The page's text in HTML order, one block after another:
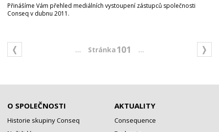
Přinášíme Vám přehled mediálních vystoupení zástupců společnosti
Conseq v dubnu 2011.
... 101 ...
O SPOLEČNOSTI
Historie skupiny Conseq
AKTUALITY
Consequence